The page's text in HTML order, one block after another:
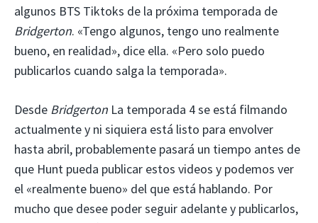
algunos BTS Tiktoks de la próxima temporada de
Bridgerton. «Tengo algunos, tengo uno realmente
bueno, en realidad», dice ella. «Pero solo puedo
publicarlos cuando salga la temporada».
Desde Bridgerton La temporada 4 se está filmando
actualmente y ni siquiera está listo para envolver
hasta abril, probablemente pasará un tiempo antes de
que Hunt pueda publicar estos videos y podemos ver
el «realmente bueno» del que está hablando. Por
mucho que desee poder seguir adelante y publicarlos,